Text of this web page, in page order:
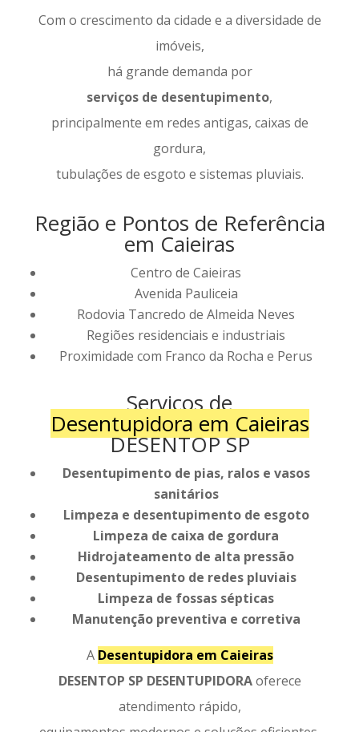
Com o crescimento da cidade e a diversidade de
imóveis,
há grande demanda por
serviços de desentupimento,
principalmente em redes antigas, caixas de
gordura,
tubulações de esgoto e sistemas pluviais.
Região e Pontos de Referência
em Caieiras
Centro de Caieiras
Avenida Pauliceia
Rodovia Tancredo de Almeida Neves
Regiões residenciais e industriais
Proximidade com Franco da Rocha e Perus
Serviços de
Desentupidora em Caieiras
DESENTOP SP
Desentupimento de pias, ralos e vasos
sanitários
Limpeza e desentupimento de esgoto
Limpeza de caixa de gordura
Hidrojateamento de alta pressão
Desentupimento de redes pluviais
Limpeza de fossas sépticas
Manutenção preventiva e corretiva
A Desentupidora em Caieiras
DESENTOP SP DESENTUPIDORAoferece
atendimento rápido,